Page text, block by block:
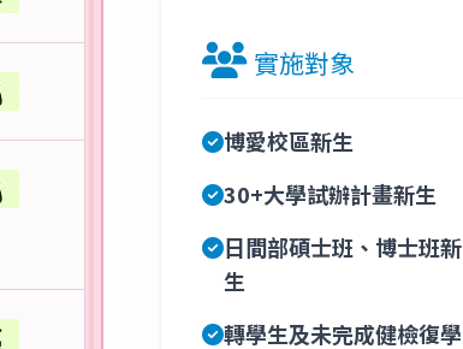
實施對象
博愛校區新生
30+大學試辦計畫新生
日間部碩士班、博士班新
生
轉學生及未完成健檢復學